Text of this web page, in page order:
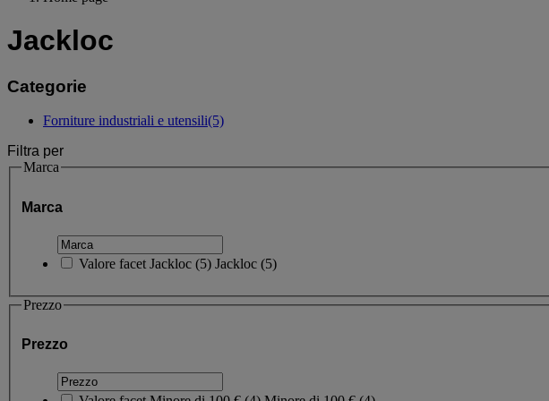
Jackloc
Categorie
Forniture industriali e utensili(5)
Filtra per
Marca
Marca
Valore facet Jackloc (5) Jackloc (5)
Prezzo
Prezzo